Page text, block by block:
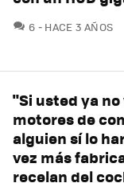
6 COMENTARIOS
HACE 3 AÑOS
"Si usted ya
motores de
alguien sí lo
vez más
recelan del